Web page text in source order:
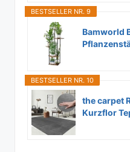
BESTSELLER NR. 9
Bamworld
BESTSELLER NR. 10
the carpet
Kurzflor